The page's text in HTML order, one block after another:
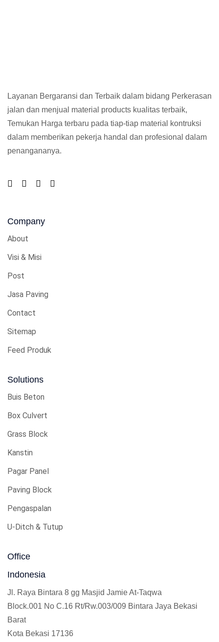
Layanan Bergaransi dan Terbaik dalam bidang Perkerasan
jalan dan menjual material products kualitas terbaik,
Temukan Harga terbaru pada tiap-tiap material kontruksi
dalam memberikan pekerja handal dan profesional dalam
penangananya.
Company
About
Visi & Misi
Post
Jasa Paving
Contact
Sitemap
Feed Produk
Solutions
Buis Beton
Box Culvert
Grass Block
Kanstin
Pagar Panel
Paving Block
Pengaspalan
U-Ditch & Tutup
Office
Indonesia
Jl. Raya Bintara 8 gg Masjid Jamie At-Taqwa
Block.001 No C.16 Rt/Rw.003/009 Bintara Jaya Bekasi
Barat
Kota Bekasi 17136